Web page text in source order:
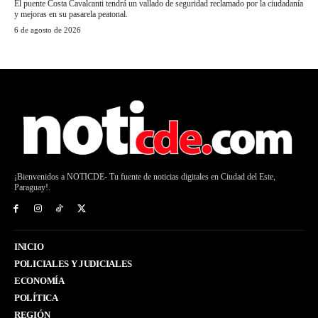
El puente Costa Cavalcanti tendrá un vallado de seguridad reclamado por la ciudadanía
y mejoras en su pasarela peatonal.
6 de agosto de 2026
¡Bienvenidos a NOTICDE- Tu fuente de noticias digitales en Ciudad del Este,
Paraguay!.
INICIO
POLICIALES Y JUDICIALES
ECONOMÍA
POLÍTICA
REGIÓN